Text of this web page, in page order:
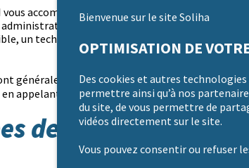
vous accompagne dès le début de votre projet et
et sur les dispositifs d’aides auxquels
un technicien se déplace chez vous et réalise
généralement soumises à conditions de
appelant le
04.74.21.02.01
de travaux ?
Bienvenue sur le site Soliha
OPTIMISATION DE
Des cookies et autres
permettre ainsi qu’à nos
du site, de vous permettre de
vidéos directement sur le site.
Vous pouvez consentir ou refuser